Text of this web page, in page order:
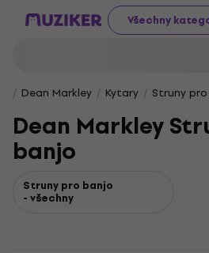
Všechny
Dean Markley Kytary Struny
Dean Markley
banjo
Struny pro banjo
- všechny